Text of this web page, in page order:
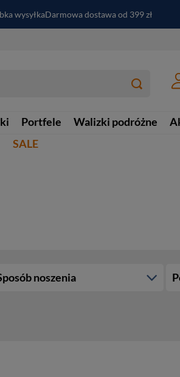
wysyłkaDarmowa dostawa od 399 zł
Portfele Walizki podróżne
SALE
noszenia